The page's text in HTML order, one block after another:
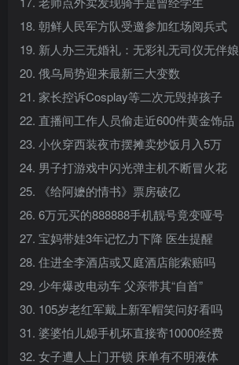
18. 朝鲜人民军方队受邀参加红场阅兵式
19. 新人办三无婚礼：无彩礼无司仪无伴娘
20. 俄乌局势迎来最新三大变数
21. 家长控诉Cosplay等二次元毁掉孩子
22. 直播间工作人员偷走近600件黄金饰品
23. 小伙穿西装夜市摆摊卖炒饭月入5万
24. 男子打游戏中闪光弹主机不断冒火花
25. 《给阿嬷的情书》票房破亿
26. 6万元买的888888手机靓号竟变哑号
27. 宝妈带娃3年记忆力下降 医生提醒
28. 住进全李酒店或又庭酒店能索赔吗
29. 少年爆改电动车 父亲带其“自首”
30. 105岁老红军戴上新军帽笑问好看吗
31. 婆婆怕儿媳手机坏直接寄10000经费
32. 女子遭人上门开锁 床单有不明液体